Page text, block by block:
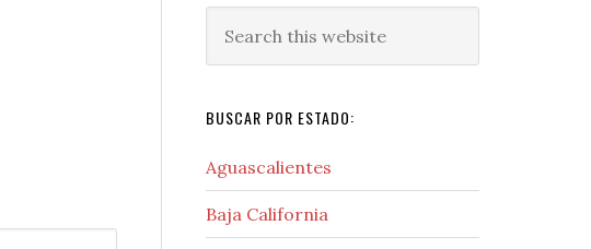
this
BUSCAR POR ESTADO:
Aguascalientes
Baja California